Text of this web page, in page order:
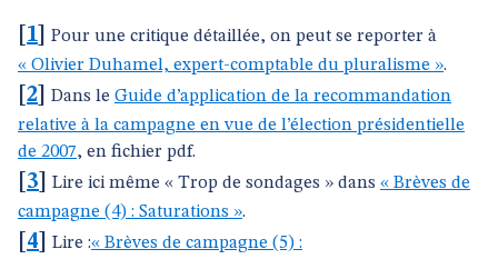
1
Pour une critique détaillée, on peut se reporter à
« Olivier Duhamel, expert-comptable du pluralisme ».
2 Dans le Guide d’application de la recommandation
relative à la campagne en vue de l’élection présidentielle
de 2007, en fichier pdf.
3 Lire ici même « Trop de sondages » dans « Brèves de
campagne (4) : Saturations ».
4 Lire :« Brèves de campagne (5) :